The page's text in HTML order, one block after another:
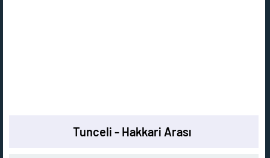
Tunceli - Hakkari Arası